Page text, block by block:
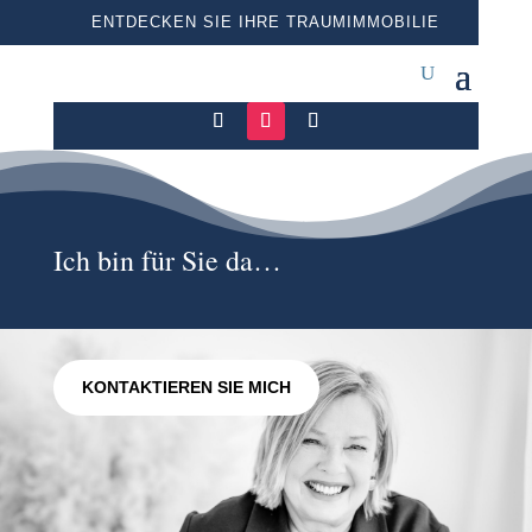
ENTDECKEN SIE IHRE TRAUMIMMOBILIE
Ich bin für Sie da…
KONTAKTIEREN SIE MICH